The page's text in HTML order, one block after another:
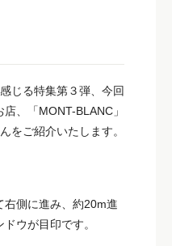
じる特集第３弾、今回
、「MONT-BLANC」
をご紹介いたします。
右側に進み、約20m進
ウが目印です。